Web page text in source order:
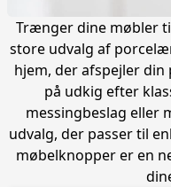
Trænger dine møbler
store udvalg af
hjem, der afspejler
på udkig efter
messingbeslag eller
udvalg, der passer til
møbelknopper er en